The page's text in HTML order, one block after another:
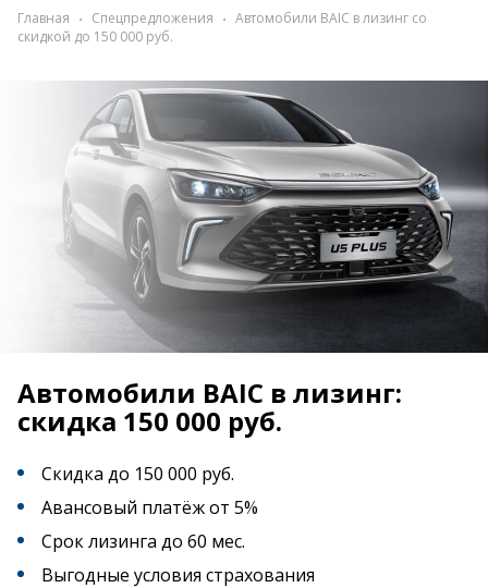
Главная Спецпредложения
Автомобили BAIC в лизинг со
скидкой до 150 000 руб.
Автомобили BAIC в лизинг:
скидка 150 000 руб.
Скидка до 150 000 руб.
Авансовый платёж от 5%
Срок лизинга до 60 мес.
Выгодные условия страхования